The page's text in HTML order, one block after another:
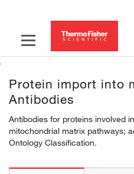
Protein import into
Antibodies
Antibodies for proteins involved
mitochondrial matrix pathways;
Ontology Classification.